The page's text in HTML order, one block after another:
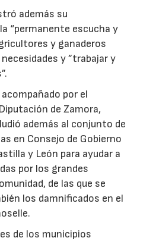
además su
“permanente escucha y
y ganaderos
y ”trabajar y
por el
de Zamora,
además al conjunto de
en Consejo de Gobierno
y León para ayudar a
por los grandes
de las que se
los damnificados en el
de los municipios